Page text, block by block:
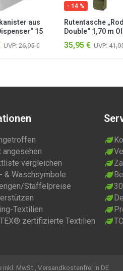
aus
15
UVP: 26,95 €
- 14 %
Rutentasche
Double“ 1,70 m
35,95 € UVP:
angesehen
vergleichen
& Waschsymbole
Staffelpreise
Textilien
zertifizierte Textilien
inkl. MwSt., Versandkostenfrei in DE